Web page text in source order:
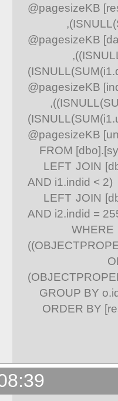
@pagesizeKB
@pagesizeKB
@pagesizeKB
@pagesizeKB
FROM
LEFT JOIN
AND i1.indid < 2)
LEFT JOIN
AND i2.indid =
WHERE
OR
GROUP BY
ORDER BY